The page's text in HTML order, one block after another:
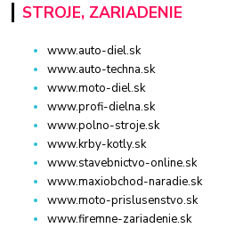
STROJE, ZARIADENIE
www.auto-diel.sk
www.auto-techna.sk
www.moto-diel.sk
www.profi-dielna.sk
www.polno-stroje.sk
www.krby-kotly.sk
www.stavebnictvo-online.sk
www.maxiobchod-naradie.sk
www.moto-prislusenstvo.sk
www.firemne-zariadenie.sk